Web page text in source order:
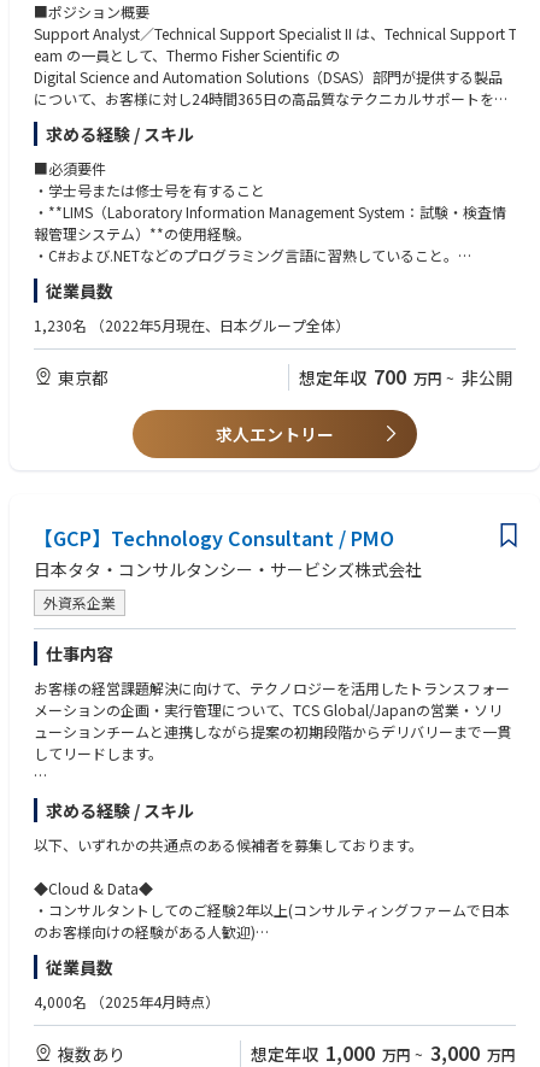
■ポジション概要
Support Analyst／Technical Support Specialist II は、Technical Support T
eam の一員として、Thermo Fisher Scientific の
Digital Science and Automation Solutions（DSAS）部門が提供する製品
について、お客様に対し24時間365日の高品質なテクニカルサポートを
提供する役割を担います。
このポジションでは、サポート案件に対して目標対応時間内に迅速に対応
するとともに、ヘルプデスクサービスの継続的な改善活動へ
積極的に参加することで、高い品質基準を維持することが求められます。
また、週末勤務および、顧客サポートやトレーニングのために最大25％程
度の出張に対応できることが必要です。
■業務内容
・顧客からのインシデントやサービスリクエストを受付し、調査・切り分
け・解決までの対応をリードする
・インシデント管理／問題管理、根本原因分析（RCA）および再発防止に
向けた対応を実施する
・Salesforce、Atlassian Jira等のCRMツールを用いて、サポート案件の管
・Microsoft SQL Server、Oracle、PostgreSQL等のデータベースについて
基本概念を理解し、
基本的な管理作業や効率的なSQLスクリプト作成を行う
・AWSやKubernetesなど、クラウド技術の基礎知識を活用しながら、技術
的な観点での支援を行う
・TechOps、開発部門（Development）、Professional Services等、関連
チームと連携し、顧客課題の迅速な解決を推進する
・問題の重大度に応じて、Helpdesk Team Leader、Support Manager、ま
たはDSAS Development Teamへ適切にエスカレーションする
・DSS製品に関するナレッジ記事・技術文書の作成／維持を行い、チーム
の知見を蓄積する
・Practical Process Improvement（PPI）ビジネスシステムを活用し、業
務の効率化・品質向上を継続的に推進する
・必要に応じて国内外への出張を行い、オンサイトでの顧客サポートを提
供する
・週末を含む柔軟なシフト対応を行い、安定したサポート提供に貢献する
■このポジションの魅力：
・顧客の問題解決への直接的な貢献：ネットワーク/ソフトウェアの観点
から実装・運用上の課題を解決することで、
顧客から深い信頼を得ることができるやりがいのあるポジションです。
ダー機器やネットワーク関連技術にも触れることで、
幅広いスキルを身につけることができます。
・チームワークを重視する職場環境：フィールドサービスエンジニアやテ
求める経験 / スキル
■必須要件
・学士号または修士号を有すること
・**LIMS（Laboratory Information Management System：試験・検査情
報管理システム）**の使用経験。
・C#および.NETなどのプログラミング言語に習熟していること。
・高い顧客志向と優れた対人コミュニケーション能力を有すること。
・学習意欲が高く、技術面・専門性の両方について継続的に成長・自己研
鑽に取り組めること。
■歓迎要件
・臨床検査科学、生命科学、情報技術分野の方
従業員数
1,230名 （2022年5月現在、日本グループ全体）
東京都 想定年収 700 万円 ~ 非公開
求人エントリー
【GCP】Technology Consultant / PMO
日本タタ・コンサルタンシー・サービシズ株式会社
外資系企業
仕事内容
お客様の経営課題解決に向けて、テクノロジーを活用したトランスフォー
メーションの企画・実行管理について、TCS Global/Japanの営業・ソリ
ューションチームと連携しながら提案の初期段階からデリバリーまで一貫
してリードします。
以下の5つの領域のトランスフォーメーションの企画・実行の経験のある
プロフェッショナルを募集します。
(1) CX Transformation: デジタルを活用したマーケティング、顧客接点・
(2) Data Analytics Transformation: データドリブン経営を実現するための
体制、プロセス、テクノロジー、文化、スキル全般の改革
(3) Machine-First Ops Transformation: テクノロジーを活用したオペレーシ
(4a) Legacy System Modernization: システム老朽化やM&Aに伴う基幹シス
テムの抜本的改革・統合
(4b) IT Cost Optimization: ITコスト削減オポチュニティの診断と施策ロー
(5) Cyber Security Transformation: セキュリティガバナンスの企画・構
求める経験 / スキル
以下、いずれかの共通点のある候補者を募集しております。
◆Cloud & Data◆
・コンサルタントしてのご経験2年以上(コンサルティングファームで日本
のお客様向けの経験がある人歓迎)
・SIにおけるプロジェクトマネジメントのご経験
（コンサルティングファームでのご経験がない方はSIにおける上流工程
のご経験が必須）
◆Data & Analytics◆
従業員数
4,000名 （2025年4月時点）
複数あり 想定年収 1,000 万円 ~ 3,000 万円